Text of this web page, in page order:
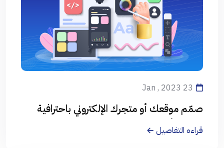
23 Jan , 2023
صمّم موقعك أو متجرك الإلكتروني باحترافية
على يد أفضل المصممين
قراءه التفاصيل